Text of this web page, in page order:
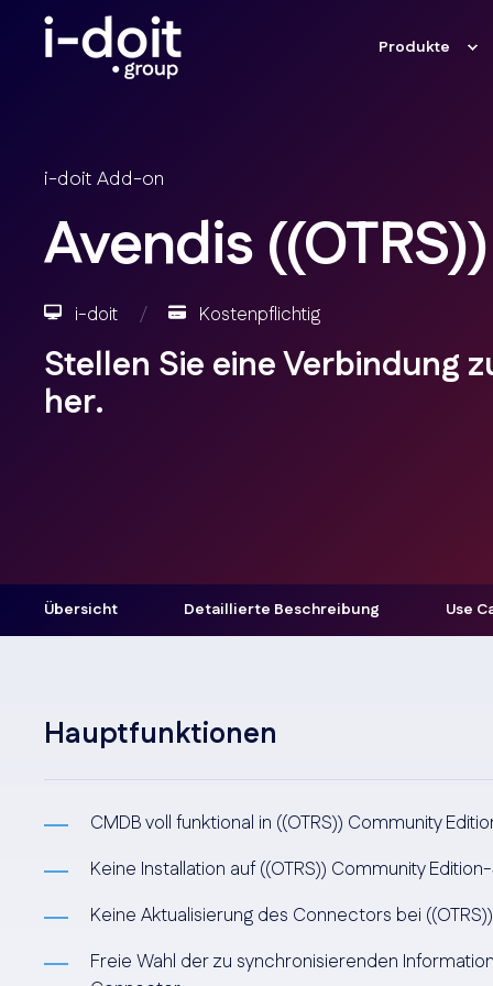
Produkte
i-doit Add-on
Avendis
i-doit / Kostenpflichtig
Stellen Sie eine Verbindung
her.
Übersicht Detaillierte Beschreibung Use
Hauptfunktionen
CMDB voll funktional in ((OTRS)) Community
Keine Installation auf ((OTRS)) Community
Keine Aktualisierung des Connectors bei
Freie Wahl der zu synchronisierenden